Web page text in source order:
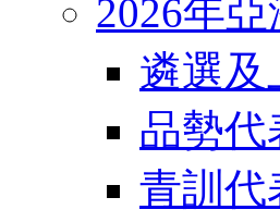
2026年亞
遴選及
品勢代
青訓代